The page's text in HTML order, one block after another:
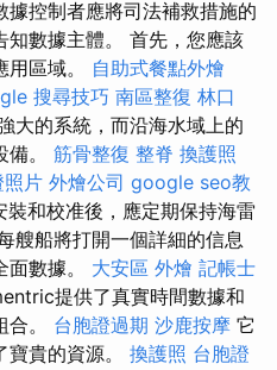
控制者應將司法補救措施的
知數據主體。 首先，您應該
區域。 自助式餐點外燴
搜尋技巧 南區整復 林口
大的系統，而沿海水域上的
。 筋骨整復 整脊 換護照
照片 外燴公司 google seo教
裝和校准後，應定期保持海雷
艘船將打開一個詳細的信息
數據。 大安區 外燴 記帳士
提供了真實時間數據和
合。 台胞證過期 沙鹿按摩 它
貴的資源。 換護照 台胞證